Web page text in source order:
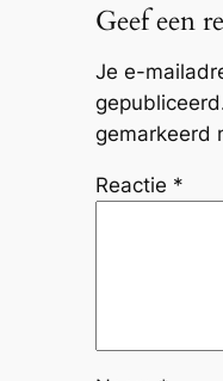
Geef een
Je e-
gemarkeerd
Reactie *